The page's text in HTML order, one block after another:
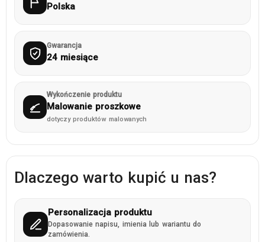
Polska
Gwarancja
24 miesiące
Wykończenie produktu
Malowanie proszkowe
dotyczy produktów malowanych
Dlaczego warto kupić u nas?
Personalizacja produktu
Dopasowanie napisu, imienia lub wariantu do
zamówienia.